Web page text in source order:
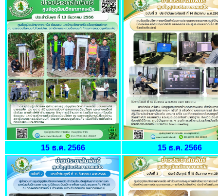
15 ธ.ค. 2566 15 ธ.ค. 2566